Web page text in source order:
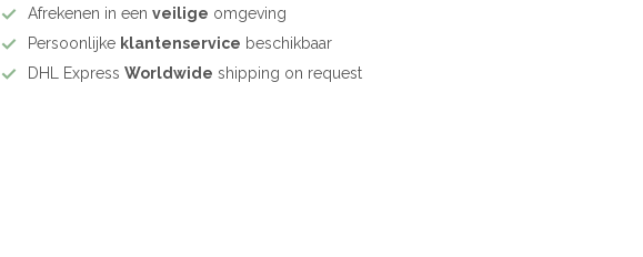
Afrekenen in eenveilige omgeving
Persoonlijke klantenservice beschikbaar
DHL ExpressWorldwide shipping on request